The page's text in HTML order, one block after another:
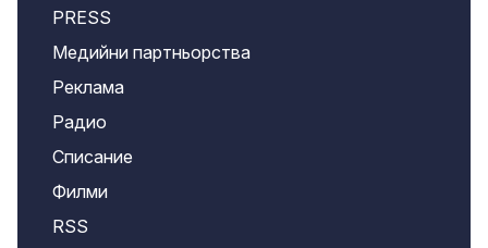
PRESS
Медийни партньорства
Реклама
Радио
Списание
Филми
RSS